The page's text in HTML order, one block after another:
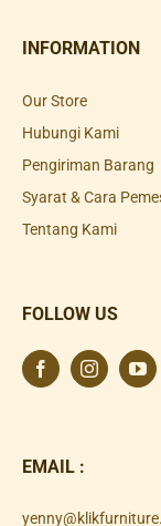
INFORMATION
Our Store
Hubungi Kami
Pengiriman Barang
Syarat & Cara
Tentang Kami
FOLLOW US
EMAIL :